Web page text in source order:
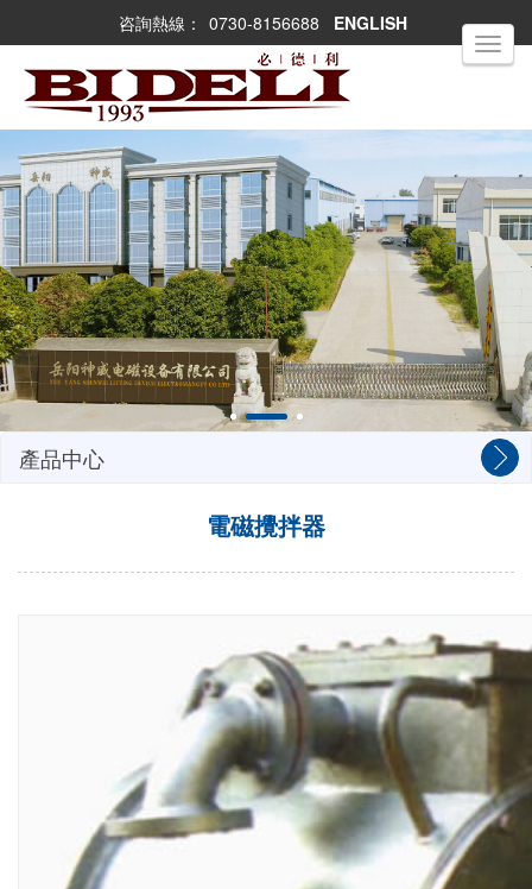
咨詢熱線： 0730-8156688 ENGLISH
產品中心
電磁攪拌器
Toggle